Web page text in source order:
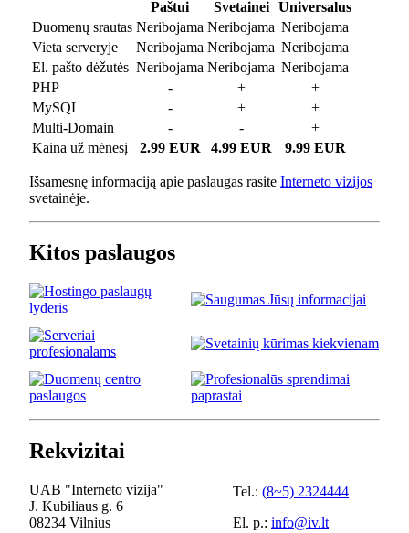
Paštui Svetainei
Universalus
Duomenų srautas Neribojama Neribojama Neribojama
Vieta serveryje
Neribojama Neribojama Neribojama
El. pašto dėžutės Neribojama Neribojama Neribojama
PHP
- +
+
MySQL
- +
+
Multi-Domain
- -
+
Kaina už mėnesį
2.99 EUR 4.99 EUR 9.99 EUR
Išsamesnę informaciją apie paslaugas rasite Interneto vizijos
svetainėje.
Kitos paslaugos
Rekvizitai
UAB "Interneto vizija"
J. Kubiliaus g. 6
08234 Vilnius
Tel.: (8~5) 2324444
El. p.: info@iv.lt